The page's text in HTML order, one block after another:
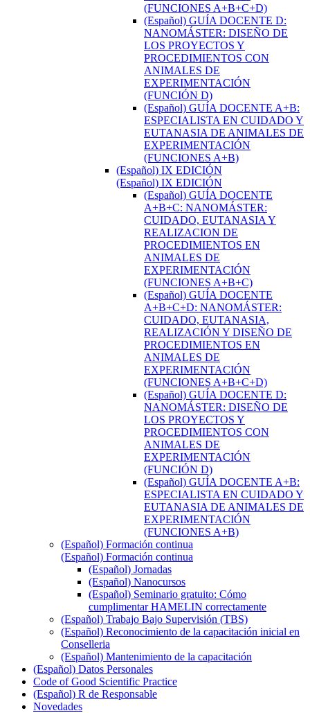
(FUNCIONES A+B+C+D)
(Español) GUÍA DOCENTE D:
NANOMÁSTER: DISEÑO DE
LOS PROYECTOS Y
PROCEDIMIENTOS CON
ANIMALES DE
EXPERIMENTACIÓN
(FUNCIÓN D)
(Español) GUÍA DOCENTE A+B:
ESPECIALISTA EN CUIDADO Y
EUTANASIA DE ANIMALES DE
EXPERIMENTACIÓN
(FUNCIONES A+B)
(Español) IX EDICIÓN
(Español) IX EDICIÓN
(Español) GUÍA DOCENTE
A+B+C: NANOMÁSTER:
CUIDADO, EUTANASIA Y
REALIZACION DE
PROCEDIMIENTOS EN
ANIMALES DE
EXPERIMENTACIÓN
(FUNCIONES A+B+C)
(Español) GUÍA DOCENTE
A+B+C+D: NANOMÁSTER:
CUIDADO, EUTANASIA,
REALIZACIÓN Y DISEÑO DE
PROCEDIMIENTOS EN
ANIMALES DE
EXPERIMENTACIÓN
(FUNCIONES A+B+C+D)
(Español) GUÍA DOCENTE D:
NANOMÁSTER: DISEÑO DE
LOS PROYECTOS Y
PROCEDIMIENTOS CON
ANIMALES DE
EXPERIMENTACIÓN
(FUNCIÓN D)
(Español) GUÍA DOCENTE A+B:
ESPECIALISTA EN CUIDADO Y
EUTANASIA DE ANIMALES DE
EXPERIMENTACIÓN
(FUNCIONES A+B)
(Español) Formación continua
(Español) Formación continua
(Español) Jornadas
(Español) Nanocursos
(Español) Seminario gratuito: Cómo
cumplimentar HAMELIN correctamente
(Español) Trabajo Bajo Supervisión (TBS)
(Español) Reconocimiento de la capacitación inicial en
Conselleria
(Español) Mantenimiento de la capacitación
(Español) Datos Personales
Code of Good Scientific Practice
(Español) R de Responsable
Novedades